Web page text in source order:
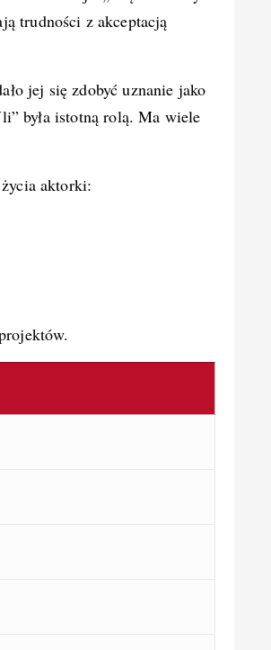
trudności z akceptacją
jej się zdobyć uznanie jako
była istotną rolą. Ma wiele
aktorki: